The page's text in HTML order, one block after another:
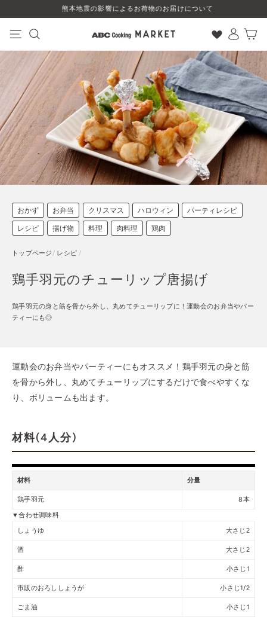
ン
ツ
プ
す
る
熊本地震の影響によるお荷物のお届けについて
おかず お弁当 クリスマス ハロウィン パーティレシピ
レシピ 揚げ物 料理 肉料理 鶏肉
トップページ / レシピ /
鶏手羽元のチューリップ唐揚げ
鶏手羽元の身と筋を骨から外し、丸めてチューリップに！運動会のお弁当やパー
ティーにも◎
運動会のお弁当やパーティーにもオススメ！鶏手羽元の身と筋
を骨から外し、丸めてチューリップにするだけで食べやすくな
り、ボリュームも出ます。
材料(4人分)
材料 分量
鶏手羽元
8本
▼合わせ調味料
しょうゆ
大さじ2
酒 大さじ2
酢 小さじ1
市販のおろししょうが 小さじ1/2
ごま油 小さじ1